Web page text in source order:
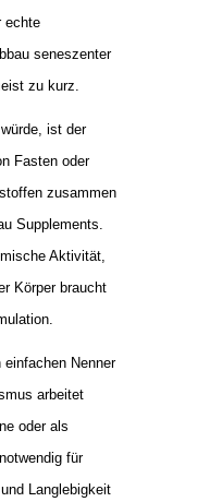
echte
seneszenter
zu kurz.
ist der
Fasten oder
zusammen
Supplements.
Aktivität,
Körper braucht
Nenner
arbeitet
oder als
für
Langlebigkeit